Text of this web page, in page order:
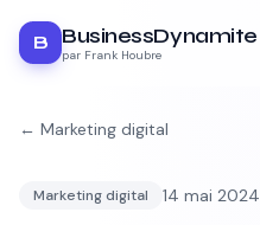
B BusinessDynamite
par Frank Houbre
← Marketing digital
Marketing digital 14 mai 2024